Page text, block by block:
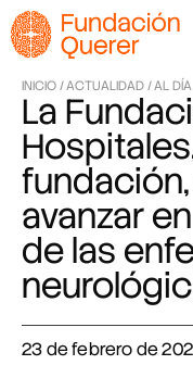
INICIO /ACTUALIDAD /AL DÍA
La
avanzar
de las
23 de febrero de